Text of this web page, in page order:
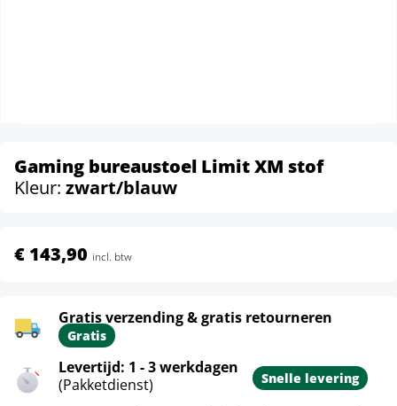
Gaming bureaustoel Limit XM stof
Kleur: zwart/blauw
€ 143,90 incl. btw
Gratis verzending & gratis retourneren
Gratis
Levertijd: 1 - 3 werkdagen
(Pakketdienst)
Snelle levering